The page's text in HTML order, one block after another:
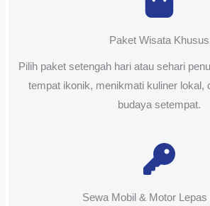
Paket Wisata Khusus
Pilih paket setengah hari atau sehari
tempat ikonik, menikmati kuliner lokal,
budaya setempat.
Sewa Mobil & Motor Lepas